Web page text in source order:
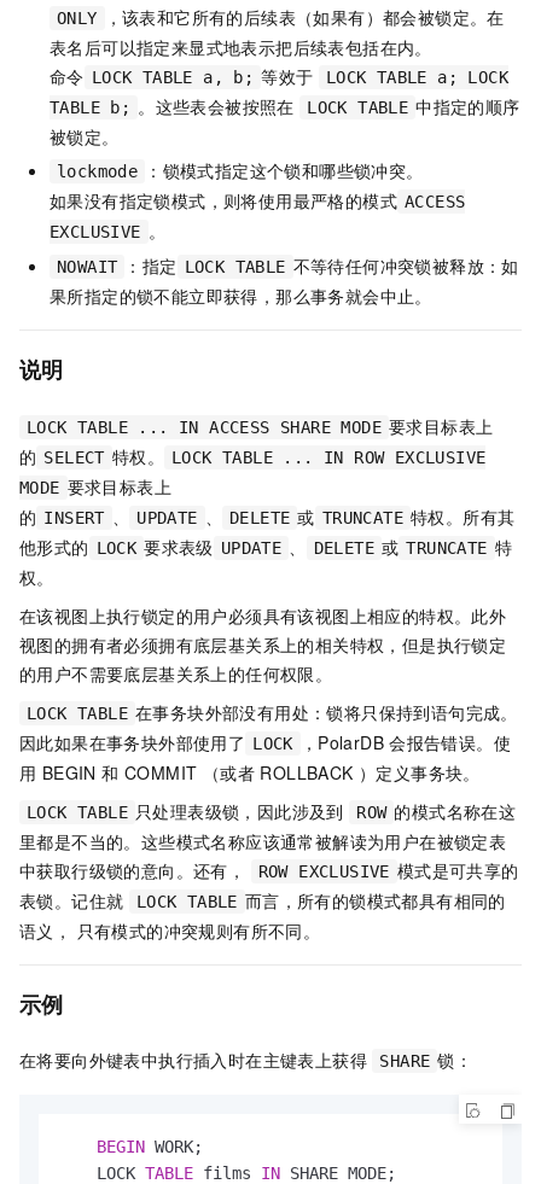
ONLY
，该表和它所有的后续表（如果有）都会被锁定。在
表名后可以指定来显式地表示把后续表包括在内。
命令 LOCK TABLE a, b; 等效于
LOCK TABLE a; LOCK
TABLE b; 。这些表会被按照在 LOCK TABLE 中指定的顺序
被锁定。
lockmode
：锁模式指定这个锁和哪些锁冲突。
如果没有指定锁模式，则将使用最严格的模式 ACCESS
EXCLUSIVE 。
NOWAIT ：指定 LOCK TABLE 不等待任何冲突锁被释放：如
果所指定的锁不能立即获得，那么事务就会中止。
说明
LOCK TABLE ... IN ACCESS SHARE MODE 要求目标表上
的 SELECT 特权。
LOCK TABLE ... IN ROW EXCLUSIVE
MODE 要求目标表上
的 INSERT UPDATE DELETE 或 TRUNCATE 特权。所有其
他形式的 LOCK 要求表级 UPDATE DELETE 或 TRUNCATE 特
权。
在该视图上执行锁定的用户必须具有该视图上相应的特权。此外
视图的拥有者必须拥有底层基关系上的相关特权，但是执行锁定
的用户不需要底层基关系上的任何权限。
LOCK TABLE 在事务块外部没有用处：锁将只保持到语句完成。
因此如果在事务块外部使用了 LOCK ，PolarDB 会报告错误。使
用 BEGIN 和 COMMIT （或者 ROLLBACK ）定义事务块。
LOCK TABLE 只处理表级锁，因此涉及到 ROW 的模式名称在这
里都是不当的。这些模式名称应该通常被解读为用户在被锁定表
中获取行级锁的意向。还有，
ROW EXCLUSIVE 模式是可共享的
表锁。记住就
LOCK TABLE 而言，所有的锁模式都具有相同的
语义， 只有模式的冲突规则有所不同。
示例
在将要向外键表中执行插入时在主键表上获得 SHARE 锁：
BEGIN WORK;
    LOCK
TABLE films IN SHARE MODE;